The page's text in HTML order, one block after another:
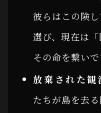
彼らはこの険
選び、現在は
その命を繋いで
放棄された観
たちが島を去